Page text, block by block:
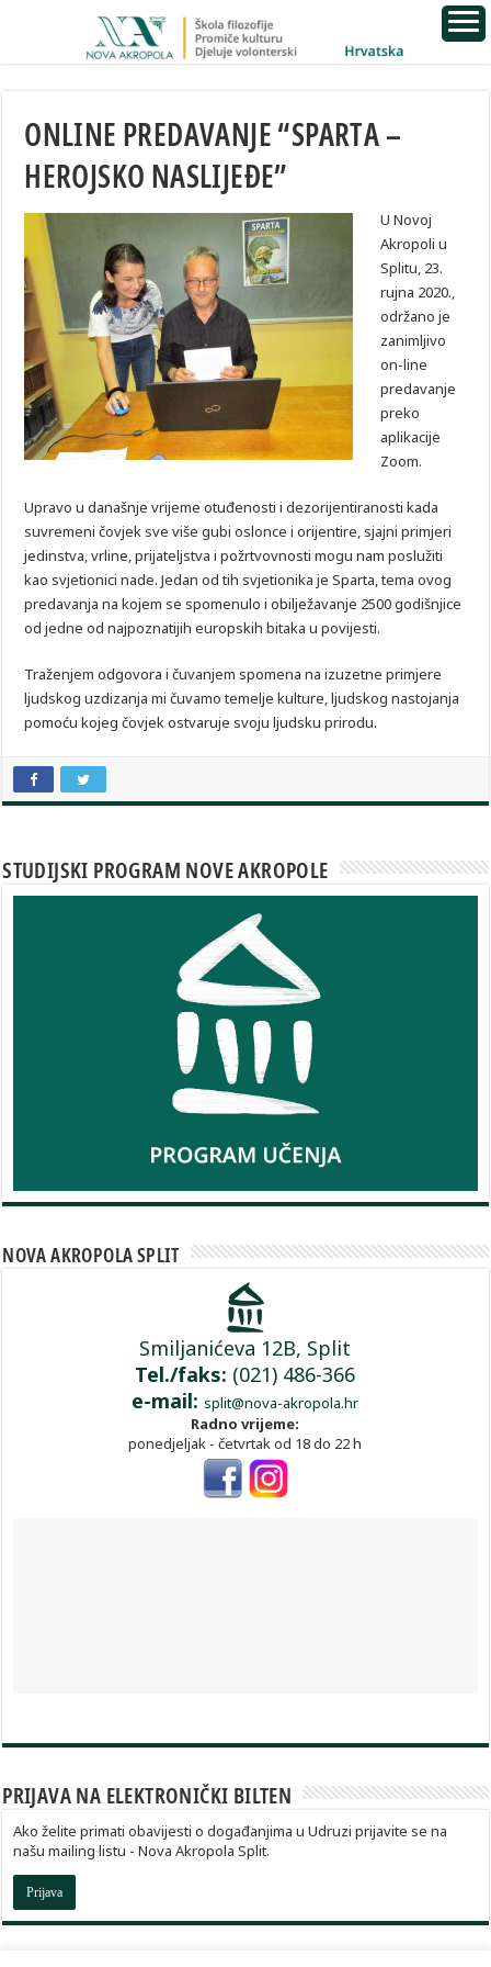
ONLINE PREDAVANJE “SPARTA –
HEROJSKO NASLIJEĐE”
U Novoj
Akropoli u
Splitu, 23.
rujna 2020.,
održano je
zanimljivo
on-line
predavanje
preko
aplikacije
Zoom.
Upravo u današnje vrijeme otuđenosti i dezorijentiranosti kada
suvremeni čovjek sve više gubi oslonce i orijentire, sjajni primjeri
jedinstva, vrline, prijateljstva i požrtvovnosti mogu nam poslužiti
kao svjetionici nade. Jedan od tih svjetionika je Sparta, tema ovog
predavanja na kojem se spomenulo i obilježavanje 2500 godišnjice
od jedne od najpoznatijih europskih bitaka u povijesti.
Traženjem odgovora i čuvanjem spomena na izuzetne primjere
ljudskog uzdizanja mi čuvamo temelje kulture, ljudskog nastojanja
pomoću kojeg čovjek ostvaruje svoju ljudsku prirodu.
STUDIJSKI PROGRAM NOVE AKROPOLE
NOVA AKROPOLA SPLIT
Smiljanićeva 12B, Split
Tel./faks: (021) 486-366
e-mail: split@nova-akropola.hr
Radno vrijeme:
ponedjeljak - četvrtak od 18 do 22 h
PRIJAVA NA ELEKTRONIČKI BILTEN
Ako želite primati obavijesti o događanjima u Udruzi prijavite se na
našu mailing listu - Nova Akropola Split.
Prijava